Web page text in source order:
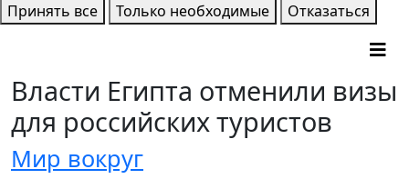
Принять все
Только необходимые Отказаться
Власти Египта отменили визы
для российских туристов
Мир вокруг